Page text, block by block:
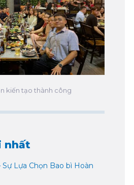
kiến tạo thành công
nhất
Sự Lựa Chọn Bao bì Hoàn